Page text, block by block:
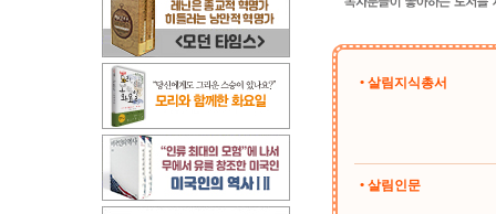
• 살림지식총서
• 살림인문